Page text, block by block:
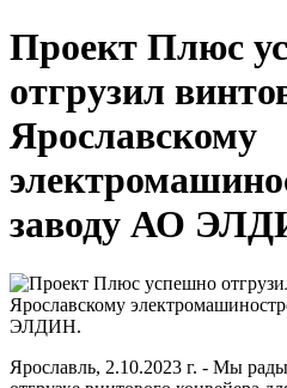
Проект Плюс
отгрузил
Ярославскому
заводу АО
Ярославль, 2.10.2023 г. - Мы